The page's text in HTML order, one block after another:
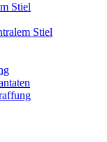
Stiel
Stiel